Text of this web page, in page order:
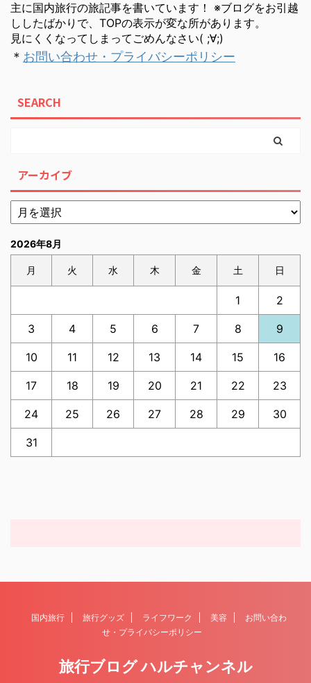
主に国内旅行の旅記事を書いています！ ※ブログをお引越
ししたばかりで、TOPの表示が変な所があります。
見にくくなってしまってごめんなさい( ;∀;)
＊ お問い合わせ・プライバシーポリシー
SEARCH
アーカイブ
2026年8月
月 火 水 木 金 土 日
1 2
3 4 5 6 7 8 9
10 11 12 13 14 15 16
17 18 19 20 21 22 23
24 25 26 27 28 29 30
31
国内旅行 旅行グッズ ライフワーク 美容
お問い合わ
せ・プライバシーポリシー
旅行ブログ ハルチャンネル